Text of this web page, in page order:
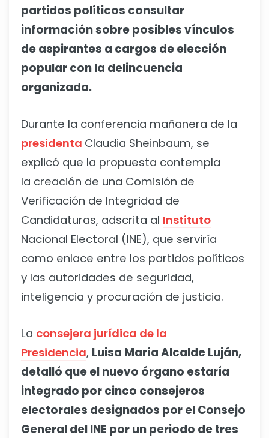
partidos políticos consultar
información sobre posibles vínculos
de aspirantes a cargos de elección
popular con la delincuencia
organizada.
Durante la conferencia mañanera de la
presidenta Claudia Sheinbaum, se
explicó que la propuesta contempla
la creación de una Comisión de
Verificación de Integridad de
Candidaturas, adscrita al Instituto
Nacional Electoral (INE), que serviría
como enlace entre los partidos políticos
y las autoridades de seguridad,
inteligencia y procuración de justicia.
La consejera jurídica de la
Presidencia, Luisa María Alcalde Luján,
detalló que el nuevo órgano estaría
integrado por cinco consejeros
electorales designados por el Consejo
General del INE por un periodo de tres